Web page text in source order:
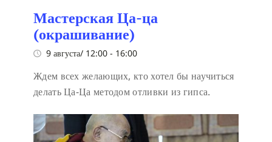
Мастерская Ца-ца
(окрашивание)
9 августа/ 12:00 - 16:00
Ждем всех желающих, кто хотел бы научиться
делать Ца-Ца методом отливки из гипса.